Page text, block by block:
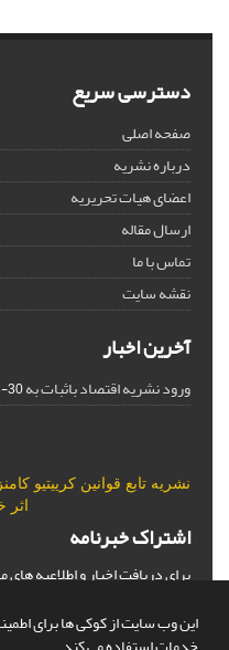
این وب سایت از کوکی ها برای
دسترسی سریع
صفحه اصلی
درباره نشریه
اعضای هیات تحریریه
ارسال مقاله
تماس با ما
نقشه سایت
آخرین اخبار
ورود نشریه اقتصاد باثبات به ECONLIT30
نشریه تابع قوانینکرییتیو کامنز
اثر
اشتراک خبرنامه
برای دریافت اخبار و اطلاعیه